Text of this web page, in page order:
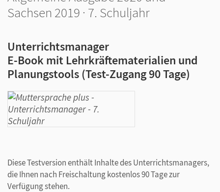
Sachsen 2019 · 7. Schuljahr
Unterrichtsmanager
E-Book mit Lehrkräftematerialien und
Planungstools (Test-Zugang 90 Tage)
Diese Testversion enthält Inhalte des Unterrichtsmanagers,
die Ihnen nach Freischaltung kostenlos 90 Tage zur
Verfügung stehen.